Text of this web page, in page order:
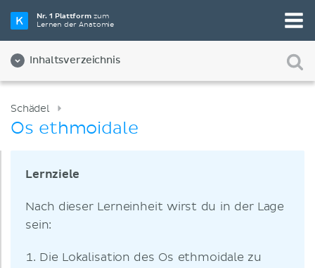
Nr. 1 Plattformzum
Lernen der Anatomie
Inhaltsverzeichnis
Schädel
Os ethmoidale
Lernziele
Nach dieser Lerneinheit wirst du in der Lage
sein:
Die Lokalisation des Os ethmoidale zu